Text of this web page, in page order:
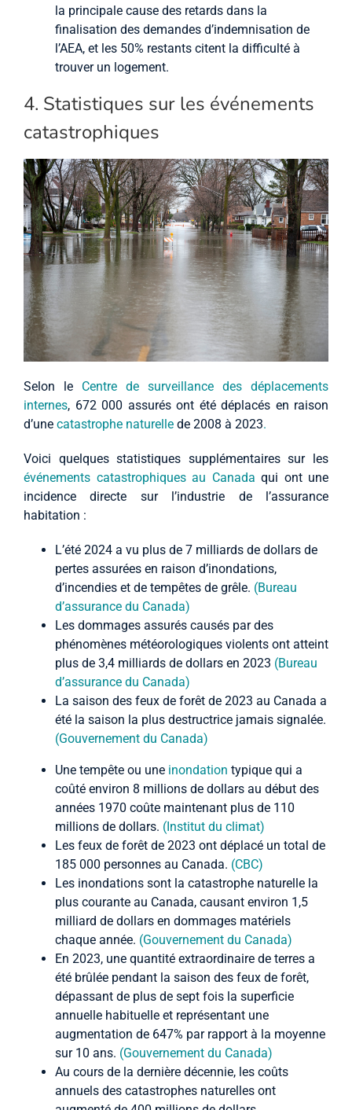
la principale cause des retards dans la
finalisation des demandes d’indemnisation de
l’AEA, et les 50% restants citent la difficulté à
trouver un logement.
4. Statistiques sur les événements
catastrophiques
Selon le Centre de surveillance des déplacements
internes, 672 000 assurés ont été déplacés en raison
d’une catastrophe naturelle de 2008 à 2023.
Voici quelques statistiques supplémentaires sur les
événements catastrophiques au Canada qui ont une
incidence directe sur l’industrie de l’assurance
habitation :
L’été 2024 a vu plus de 7 milliards de dollars de
pertes assurées en raison d’inondations,
d’incendies et de tempêtes de grêle. (Bureau
d’assurance du Canada)
Les dommages assurés causés par des
phénomènes météorologiques violents ont atteint
plus de 3,4 milliards de dollars en 2023 (Bureau
d’assurance du Canada)
La saison des feux de forêt de 2023 au Canada a
été la saison la plus destructrice jamais signalée.
(Gouvernement du Canada)
Une tempête ou une inondation typique qui a
coûté environ 8 millions de dollars au début des
années 1970 coûte maintenant plus de 110
millions de dollars. (Institut du climat)
Les feux de forêt de 2023 ont déplacé un total de
185 000 personnes au Canada. (CBC)
Les inondations sont la catastrophe naturelle la
plus courante au Canada, causant environ 1,5
milliard de dollars en dommages matériels
chaque année. (Gouvernement du Canada)
En 2023, une quantité extraordinaire de terres a
été brûlée pendant la saison des feux de forêt,
dépassant de plus de sept fois la superficie
annuelle habituelle et représentant une
augmentation de 647% par rapport à la moyenne
sur 10 ans. (Gouvernement du Canada)
Au cours de la dernière décennie, les coûts
annuels des catastrophes naturelles ont